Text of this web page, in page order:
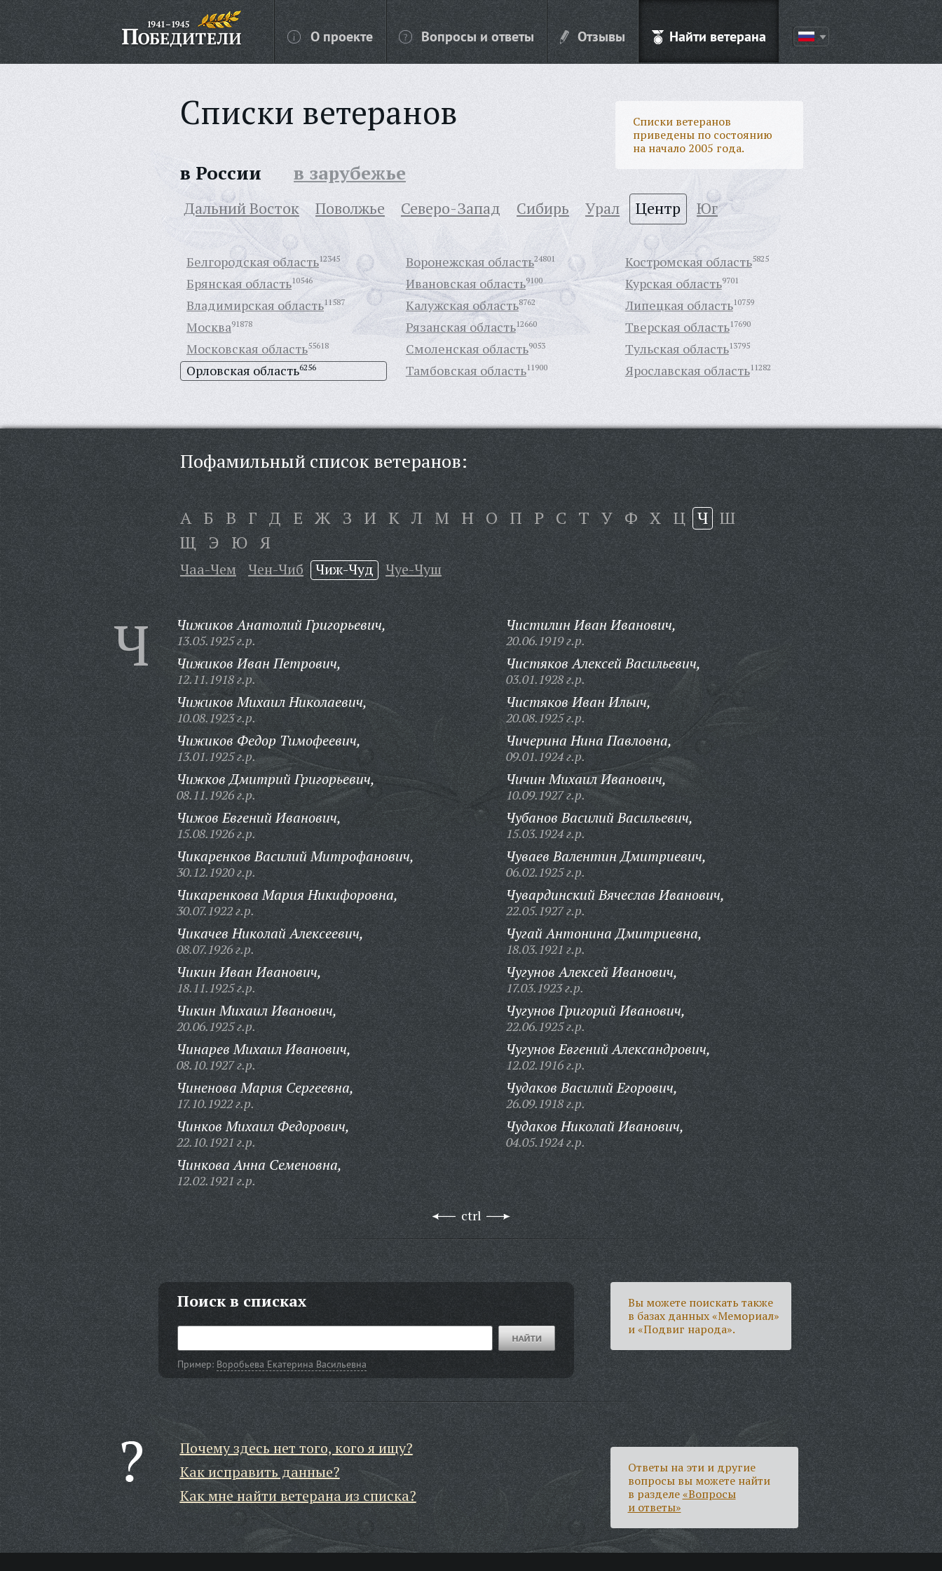
О проекте Вопросы и ответы Отзывы Найти ветерана
Списки ветеранов
Списки ветеранов
приведены по состоянию
на начало 2005 года.
в России в зарубежье
Дальний Восток Поволжье Северо-Запад Сибирь Урал Центр Юг
Белгородская область12345
Брянская область10546
Владимирская область11587
Воронежская область24801
Ивановская область9100
Калужская область8762
Костромская область5825
Курская область9701
Липецкая область10759
Москва91878
Московская область55618
Орловская область6256
Рязанская область12660
Смоленская область9053
Тамбовская область11900
Тверская область17690
Тульская область13795
Ярославская область11282
Пофамильный список ветеранов:
А Б В Г Д Е Ж З И К Л М Н О П Р С Т У Ф Х Ц Ч Ш
Щ Э Ю Я
Чаа-Чем Чен-Чиб Чиж-Чуд Чуе-Чуш
Ч Чижиков Анатолий Григорьевич,
13.05.1925 г.р.
Чижиков Иван Петрович,
12.11.1918 г.р.
Чижиков Михаил Николаевич,
10.08.1923 г.р.
Чижиков Федор Тимофеевич,
13.01.1925 г.р.
Чижков Дмитрий Григорьевич,
08.11.1926 г.р.
Чижов Евгений Иванович,
15.08.1926 г.р.
Чикаренков Василий Митрофанович,
30.12.1920 г.р.
Чикаренкова Мария Никифоровна,
30.07.1922 г.р.
Чикачев Николай Алексеевич,
08.07.1926 г.р.
Чикин Иван Иванович,
18.11.1925 г.р.
Чикин Михаил Иванович,
20.06.1925 г.р.
Чинарев Михаил Иванович,
08.10.1927 г.р.
Чиненова Мария Сергеевна,
17.10.1922 г.р.
Чинков Михаил Федорович,
22.10.1921 г.р.
Чинкова Анна Семеновна,
12.02.1921 г.р.
Чистилин Иван Иванович,
20.06.1919 г.р.
Чистяков Алексей Васильевич,
03.01.1928 г.р.
Чистяков Иван Ильич,
20.08.1925 г.р.
Чичерина Нина Павловна,
09.01.1924 г.р.
Чичин Михаил Иванович,
10.09.1927 г.р.
Чубанов Василий Васильевич,
15.03.1924 г.р.
Чуваев Валентин Дмитриевич,
06.02.1925 г.р.
Чувардинский Вячеслав Иванович,
22.05.1927 г.р.
Чугай Антонина Дмитриевна,
18.03.1921 г.р.
Чугунов Алексей Иванович,
17.03.1923 г.р.
Чугунов Григорий Иванович,
22.06.1925 г.р.
Чугунов Евгений Александрович,
12.02.1916 г.р.
Чудаков Василий Егорович,
26.09.1918 г.р.
Чудаков Николай Иванович,
04.05.1924 г.р.
ctrl
Поиск в списках
Пример: Воробьева Екатерина Васильевна
Вы можете поискать также
в базах данных «Мемориал»
и «Подвиг народа».
Почему здесь нет того, кого я ищу?
Как исправить данные?
Как мне найти ветерана из списка?
Ответы на эти и другие
вопросы вы можете найти
в разделе«Вопросы
и ответы»